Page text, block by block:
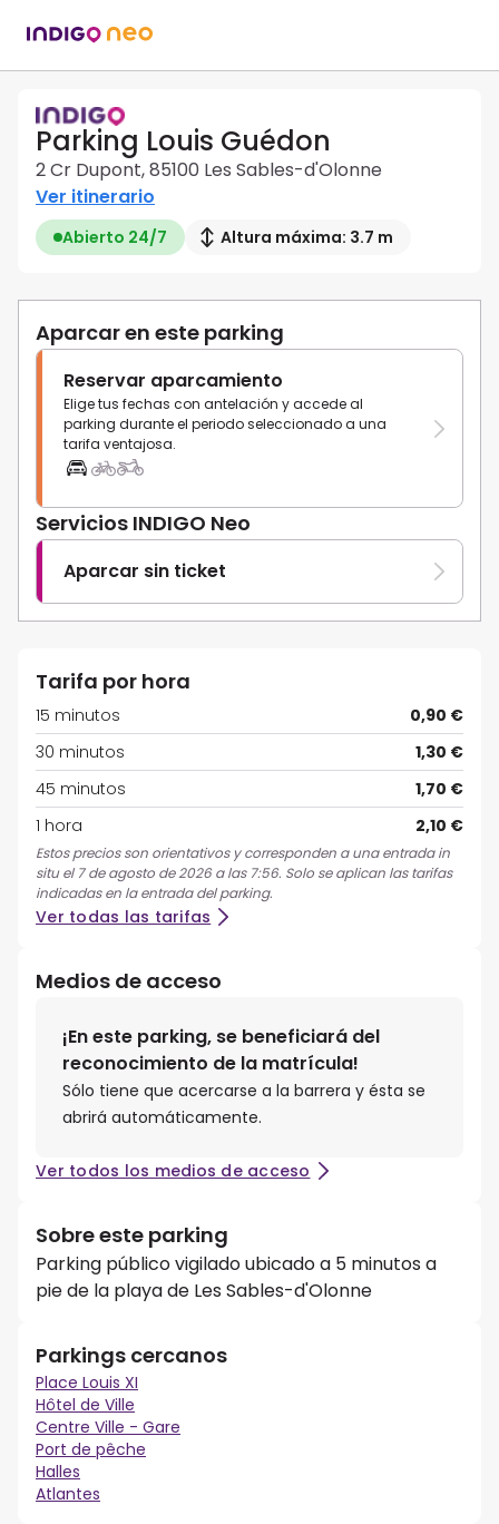
Parking Louis Guédon
2 Cr Dupont, 85100 Les Sables-d'Olonne
Ver itinerario
Abierto 24/7 Altura máxima: 3.7 m
Aparcar en este parking
Reservar aparcamiento
Elige tus fechas con antelación y accede al
parking durante el periodo seleccionado a una
tarifa ventajosa.
Servicios INDIGO Neo
Aparcar sin ticket
Tarifa por hora
15 minutos
0,90 €
30 minutos
1,30 €
45 minutos
1,70 €
1 hora
2,10 €
Estos precios son orientativos y corresponden a una entrada in
situ el 7 de agosto de 2026 a las 7:56. Solo se aplican las tarifas
indicadas en la entrada del parking.
Ver todas las tarifas
Medios de acceso
¡En este parking, se beneficiará del
reconocimiento de la matrícula!
Sólo tiene que acercarse a la barrera y ésta se
abrirá automáticamente.
Ver todos los medios de acceso
Sobre este parking
Parking público vigilado ubicado a 5 minutos a
pie de la playa de Les Sables-d'Olonne
Parkings cercanos
Place Louis XI
Hôtel de Ville
Centre Ville - Gare
Port de pêche
Halles
Atlantes